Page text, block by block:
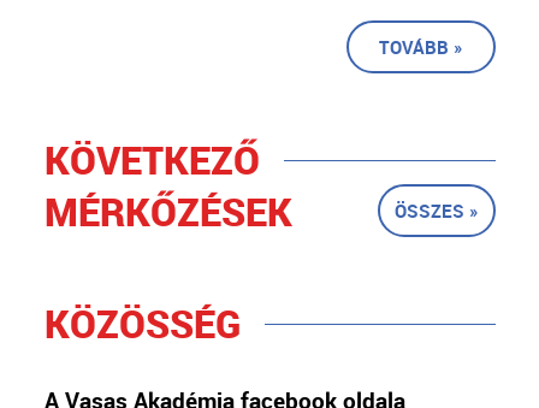
TOVÁBB »
KÖVETKEZŐ
MÉRKŐZÉSEK
ÖSSZES »
KÖZÖSSÉG
A Vasas Akadémia facebook oldala